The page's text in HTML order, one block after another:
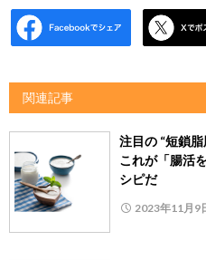
関連記事
注目の “短鎖
これが「腸活
シピだ
2023年11月9